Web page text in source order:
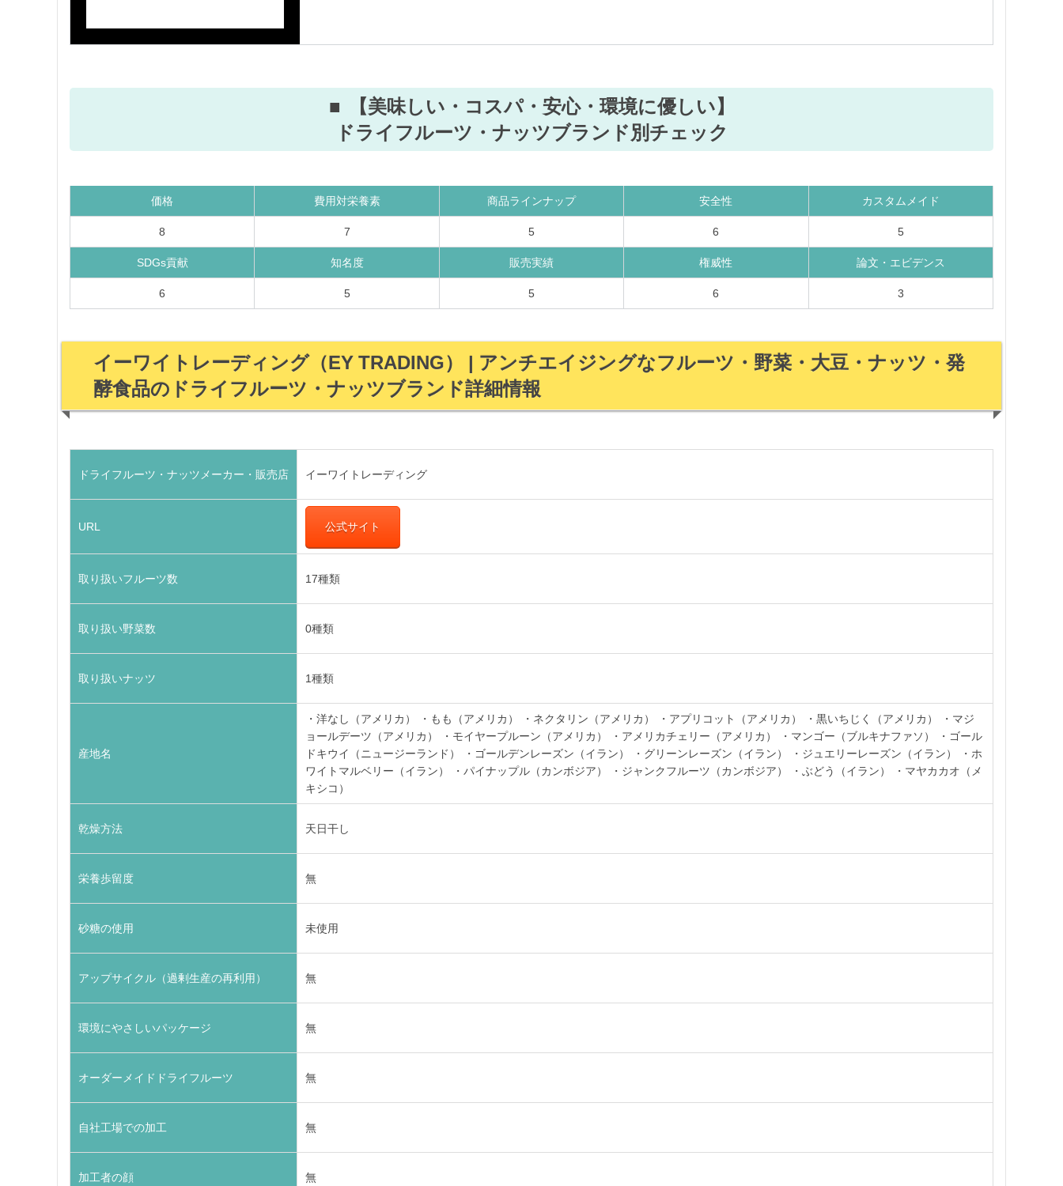
【美味しい・コスパ・安心・環境に優しい】
ドライフルーツ・ナッツブランド別チェック
価格
8
費用対栄養素
7
商品ラインナップ
5
安全性
6
カスタムメイド
5
SDGs貢献
6
知名度
5
販売実績
5
権威性
6
論文・エビデンス
3
イーワイトレーディング（EY TRADING） | アンチエイジングなフルーツ・野菜・大豆・ナッツ・発
酵食品のドライフルーツ・ナッツブランド詳細情報
ドライフルーツ・ナッツメーカー・販売店 イーワイトレーディング
URL 公式サイト
取り扱いフルーツ数 17種類
取り扱い野菜数 0種類
取り扱いナッツ 1種類
産地名
・洋なし（アメリカ） ・もも（アメリカ） ・ネクタリン（アメリカ） ・アプリコット（アメリカ） ・黒いちじく（アメリカ） ・マジ
ョールデーツ（アメリカ） ・モイヤープルーン（アメリカ） ・アメリカチェリー（アメリカ） ・マンゴー（ブルキナファソ） ・ゴール
ドキウイ（ニュージーランド） ・ゴールデンレーズン（イラン） ・グリーンレーズン（イラン） ・ジュエリーレーズン（イラン） ・ホ
ワイトマルベリー（イラン） ・パイナップル（カンボジア） ・ジャンクフルーツ（カンボジア） ・ぶどう（イラン） ・マヤカカオ（メ
キシコ）
乾燥方法 天日干し
栄養歩留度 無
砂糖の使用 未使用
アップサイクル（過剰生産の再利用） 無
環境にやさしいパッケージ 無
オーダーメイドドライフルーツ 無
自社工場での加工 無
加工者の顔 無